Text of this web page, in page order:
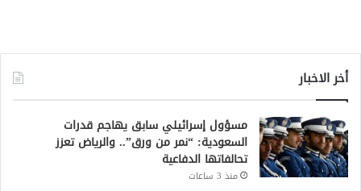
أخر الاخبار
مسؤول إسرائيلي سابق يهاجم قدرات
السعودية: “نمر من ورق”.. والرياض تعزز
تحالفاتها الدفاعية
منذ 3 ساعات